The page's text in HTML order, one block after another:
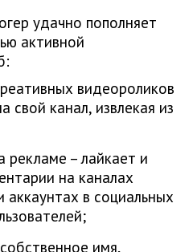
удачно пополняет
активной
видеороликов
свой канал, извлекая из
рекламе – лайкает и
на каналах
аккаунтах в социальных
имя,